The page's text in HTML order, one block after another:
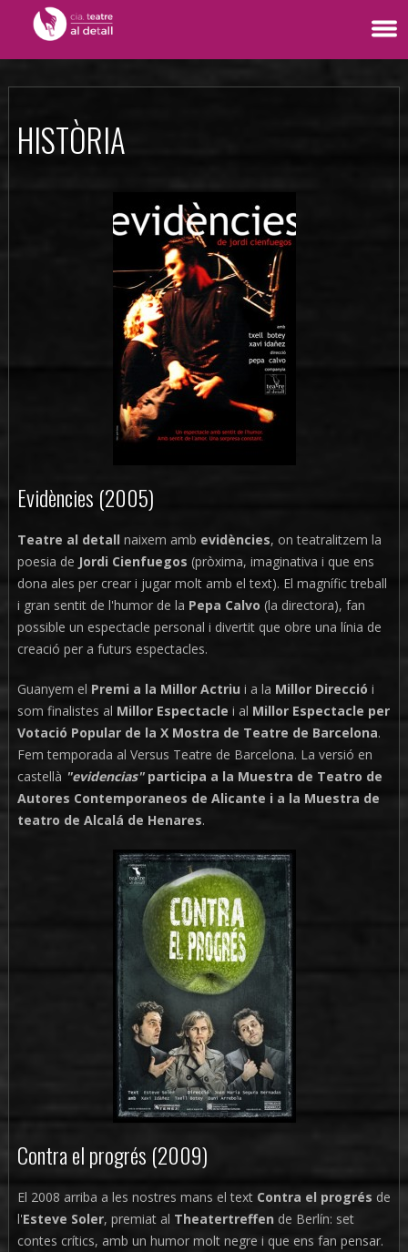
HISTÒRIA
Evidències (2005)
Teatre al detall naixem amb evidències, on teatralitzem la
poesia de Jordi Cienfuegos (pròxima, imaginativa i que ens
dona ales per crear i jugar molt amb el text). El magnífic treball
i gran sentit de l'humor de la Pepa Calvo (la directora), fan
possible un espectacle personal i divertit que obre una línia de
creació per a futurs espectacles.
Guanyem el Premi a la Millor Actriu i a la Millor Direcció i
som finalistes al Millor Espectacle i al Millor Espectacle per
Votació Popular de la X Mostra de Teatre de Barcelona.
Fem temporada al Versus Teatre de Barcelona. La versió en
castellà "evidencias"participa a la Muestra de Teatro de
Autores Contemporaneos de Alicante i a la Muestra de
teatro de Alcalá de Henares.
Contra el progrés (2009)
El 2008 arriba a les nostres mans el text Contra el progrés de
l'Esteve Soler, premiat al Theatertreffen de Berlín: set
contes crítics, amb un humor molt negre i que ens fan pensar.